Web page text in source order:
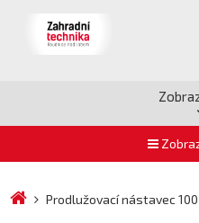
Prodlužovací nástavec